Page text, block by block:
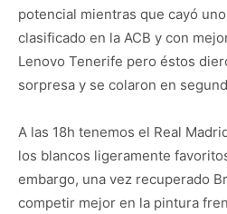
potencial mientras que cayó
clasificado en la ACB y con
Lenovo Tenerife pero éstos
sorpresa y se colaron en
A las 18h tenemos el Real
los blancos ligeramente
embargo, una vez recuperado
competir mejor en la pintura